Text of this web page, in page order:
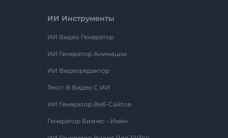
ИИ Инструменты
ИИ Видео Генератор
ИИ Генератор Анимации
ИИ Видеоредактор
Текст В Видео С ИИ
ИИ Генератор Веб-Сайтов
Генератор Бизнес - Имён